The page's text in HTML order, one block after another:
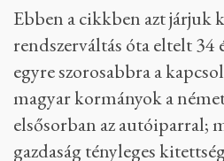
Ebben a cikkben azt járjuk
rendszerváltás óta eltelt
egyre szorosabbra a
magyar kormányok a
elsősorban az autóiparral;
gazdaság tényleges